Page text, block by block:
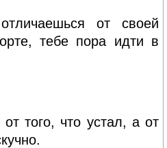
от своей
тебе пора идти в
того, что устал, а от